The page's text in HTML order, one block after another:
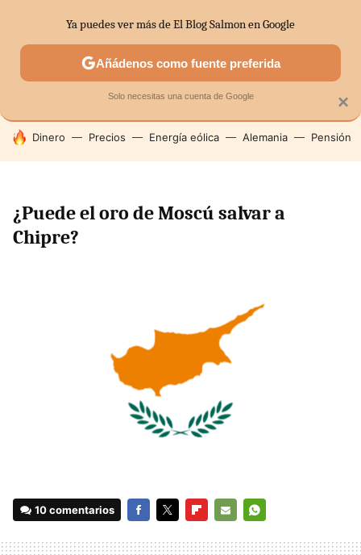
SECTORES ECONOMÍA DOMÉSTICA MERCADOS
HOY SE HABLA DE
Dinero Precios Energía eólica Alemania Pensión
¿Puede el oro de Moscú salvar a
Chipre?
10 comentarios
×
Ya puedes ver más de El Blog Salmon en Google
Añádenos como fuente preferida
Solo necesitas una cuenta de Google